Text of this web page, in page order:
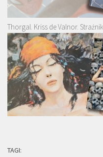
Thorgal. Kriss de Valnor.
TAGI: